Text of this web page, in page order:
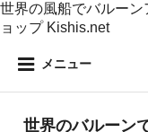
世界の風船でバルー
ョップ Kishis.net
メニュー
世界のバルーン